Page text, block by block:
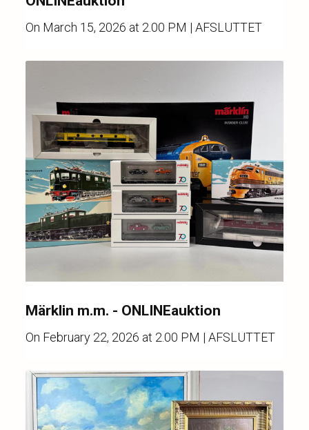
On March 15, 2026 at 2.00 PM | AFSLUTTET
Märklin m.m. - ONLINEauktion
On February 22, 2026 at 2.00 PM | AFSLUTTET